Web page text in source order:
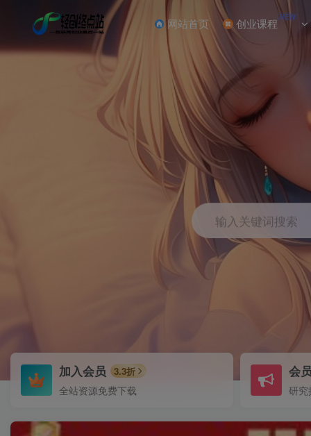
网站首页 创业课程 NEW
输入关键词搜索
加入会员 3.3折
全站资源免费下载
会
研究